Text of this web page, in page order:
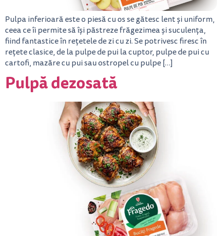
Pulpa inferioară este o piesă cu os se gătesc lent și uniform,
ceea ce îi permite să își păstreze frăgezimea și suculența,
fiind fantastice în rețetele de zi cu zi. Se potrivesc firesc în
rețete clasice, de la pulpe de pui la cuptor, pulpe de pui cu
cartofi, mazăre cu pui sau ostropel cu pulpe […]
Pulpă dezosată